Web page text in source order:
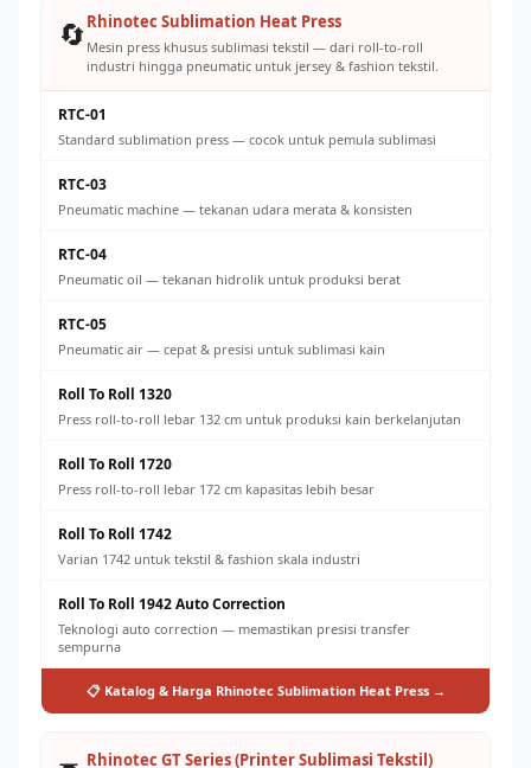
🔄 Rhinotec Sublimation Heat Press
Mesin press khusus sublimasi tekstil — dari roll-to-roll
industri hingga pneumatic untuk jersey & fashion tekstil.
RTC-01
Standard sublimation press — cocok untuk pemula sublimasi
RTC-03
Pneumatic machine — tekanan udara merata & konsisten
RTC-04
Pneumatic oil — tekanan hidrolik untuk produksi berat
RTC-05
Pneumatic air — cepat & presisi untuk sublimasi kain
Roll To Roll 1320
Press roll-to-roll lebar 132 cm untuk produksi kain berkelanjutan
Roll To Roll 1720
Press roll-to-roll lebar 172 cm kapasitas lebih besar
Roll To Roll 1742
Varian 1742 untuk tekstil & fashion skala industri
Roll To Roll 1942 Auto Correction
Teknologi auto correction — memastikan presisi transfer
sempurna
📋 Katalog & Harga Rhinotec Sublimation Heat Press →
Rhinotec GT Series (Printer Sublimasi Tekstil)